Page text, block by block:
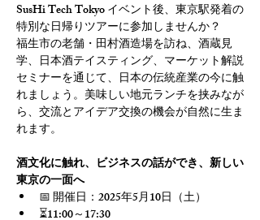
SusHi Tech Tokyo イベント後、東京駅発着の
特別な日帰りツアーに参加しませんか？
福生市の老舗・田村酒造場を訪ね、酒蔵見
学、日本酒テイスティング、マーケット解説
セミナーを通じて、日本の伝統産業の今に触
れましょう。美味しい地元ランチを挟みなが
ら、交流とアイデア交換の機会が自然に生ま
れます。
酒文化に触れ、ビジネスの話ができ、新しい
東京の一面へ
📅 開催日：2025年5月10日（土）
⏳11:00～17:30